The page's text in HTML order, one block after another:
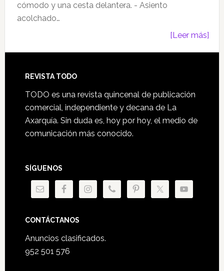
cómodo y una cesta delantera. - Asiento
acolchado…
[Leer más]
Footer
REVISTA TODO
TODO es una revista quincenal de publicación
comercial, independiente y decana de La
Axarquía. Sin duda es, hoy por hoy, el medio de
comunicación más conocido.
SÍGUENOS
CONTÁCTANOS
Anuncios clasificados.
952 501 576